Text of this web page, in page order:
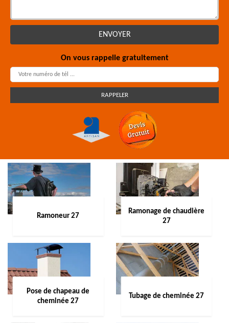
On vous rappelle gratuitement
Ramoneur 27
Ramonage de chaudière
27
Pose de chapeau de
cheminée 27
Tubage de cheminée 27